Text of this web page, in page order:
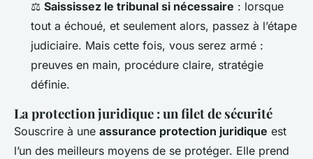
⚖️ Saississez le tribunal si nécessaire : lorsque
tout a échoué, et seulement alors, passez à l’étape
judiciaire. Mais cette fois, vous serez armé :
preuves en main, procédure claire, stratégie
définie.
La protection juridique : un filet de sécurité
Souscrire à une assurance protection juridique est
l’un des meilleurs moyens de se protéger. Elle prend